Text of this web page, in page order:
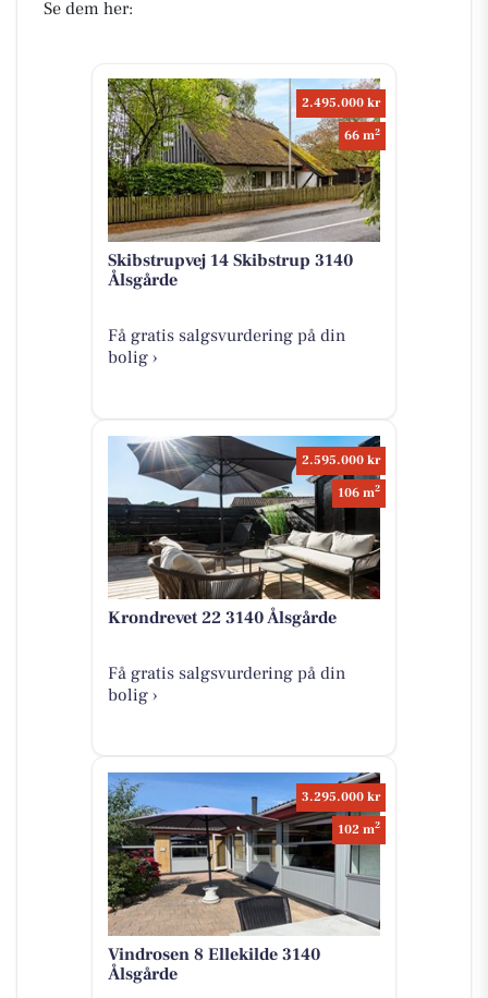
Se dem her:
2.495.000 kr
66 m2
Skibstrupvej 14 Skibstrup 3140
Ålsgårde
Få gratis salgsvurdering på din
bolig ›
2.595.000 kr
106 m2
Krondrevet 22 3140 Ålsgårde
Få gratis salgsvurdering på din
bolig ›
3.295.000 kr
102 m2
Vindrosen 8 Ellekilde 3140
Ålsgårde